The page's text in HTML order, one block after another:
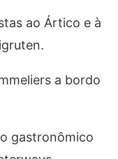
ao Ártico e à
a bordo
gastronômico